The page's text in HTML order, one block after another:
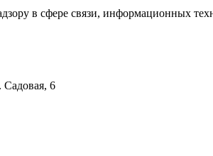
в сфере связи, информационных
Садовая, 6